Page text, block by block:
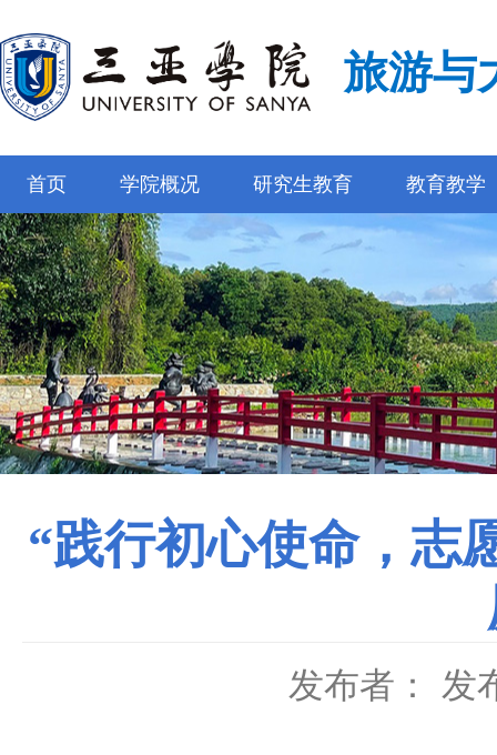
旅游与
首页 学院概况 研究生教育 教育教学
“践行初心使命，
发布者： 发